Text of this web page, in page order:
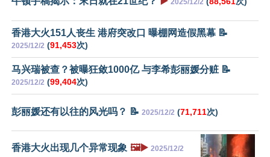
2025/12/2
香港大火151人丧生 港府突改口 曝棚网造假黑幕 📝
2025/12/2 (91,453次)
马兴瑞被查？被曝狂敛1000亿 与李希彭丽媛分赃 📝
2025/12/2 (99,404次)
彭丽媛还有以往的风光吗？ 📝 2025/12/2 (71,711次)
香港大火出现几个异常现象 🖼️▶️ 2025/12/2